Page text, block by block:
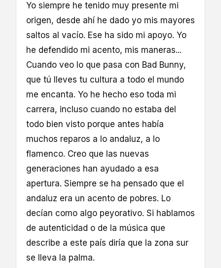
Yo siempre he tenido muy presente mi
origen, desde ahí he dado yo mis mayores
saltos al vacío. Ese ha sido mi apoyo. Yo
he defendido mi acento, mis maneras...
Cuando veo lo que pasa con Bad Bunny,
que tú lleves tu cultura a todo el mundo
me encanta. Yo he hecho eso toda mi
carrera, incluso cuando no estaba del
todo bien visto porque antes había
muchos reparos a lo andaluz, a lo
flamenco. Creo que las nuevas
generaciones han ayudado a esa
apertura. Siempre se ha pensado que el
andaluz era un acento de pobres. Lo
decían como algo peyorativo. Si hablamos
de autenticidad o de la música que
describe a este país diría que la zona sur
se lleva la palma.